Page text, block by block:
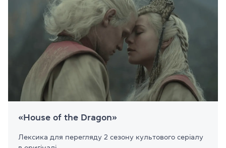
«House of the Dragon»
Лексика для перегляду 2 сезону культового серіалу